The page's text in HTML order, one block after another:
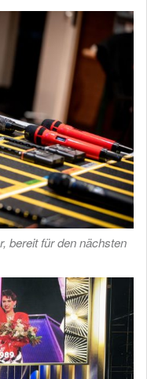
bereit für den nächsten